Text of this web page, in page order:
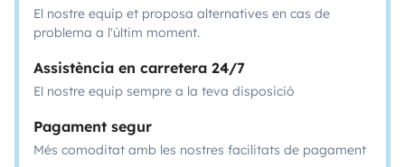
El nostre equip et proposa alternatives en cas de
problema a l'últim moment.
Assistència en carretera 24/7
El nostre equip sempre a la teva disposició
Pagament segur
Més comoditat amb les nostres facilitats de pagament